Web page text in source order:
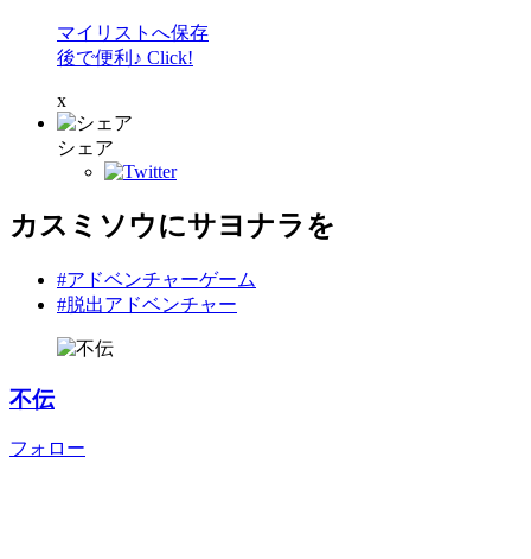
マイリストへ保存
後で便利♪ Click!
x
シェア
カスミソウにサヨナラを
#アドベンチャーゲーム
#脱出アドベンチャー
不伝
フォロー